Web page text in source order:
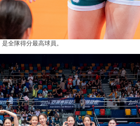
是全隊得分最高球員。